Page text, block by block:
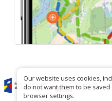
Our website uses cookies,
do not want them to be
browser settings.